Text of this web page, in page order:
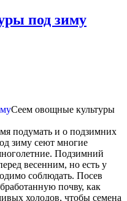
под зиму
Сеем овощные культуры
подумать и о подзимних
зиму сеют многие
Подзимний
весенним, но есть у
соблюдать. Посев
почву, как
холодов, чтобы семена